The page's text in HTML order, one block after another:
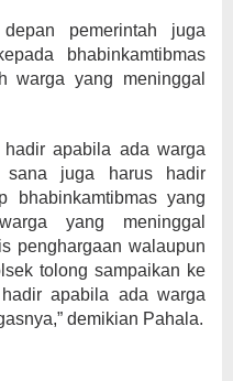
pemerintah juga
bhabinkamtibmas
warga yang meninggal
apabila ada warga
juga harus hadir
bhabinkamtibmas yang
yang meninggal
penghargaan walaupun
tolong sampaikan ke
apabila ada warga
demikian Pahala.